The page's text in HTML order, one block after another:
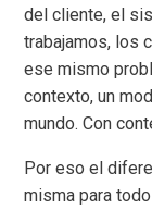
del cliente, el
trabajamos, los
ese mismo
contexto, un
mundo. Con
Por eso el
misma para